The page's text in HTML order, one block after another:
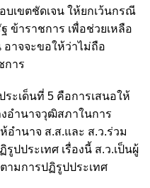
บเขตชัดเจน ให้ยกเว้นกรณี
ข้าราชการ เพื่อช่วยเหลือ
าจจะขอให้ว่าไม่ถือ
การ
ะเด็นที่ 5 คือการเสนอให้
งอำนาจวุฒิสภาในการ
อำนาจ ส.ส.และ ส.ว.ร่วม
ปประเทศ เรื่องนี้ ส.ว.เป็นผู้
ามการปฏิรูปประเทศ